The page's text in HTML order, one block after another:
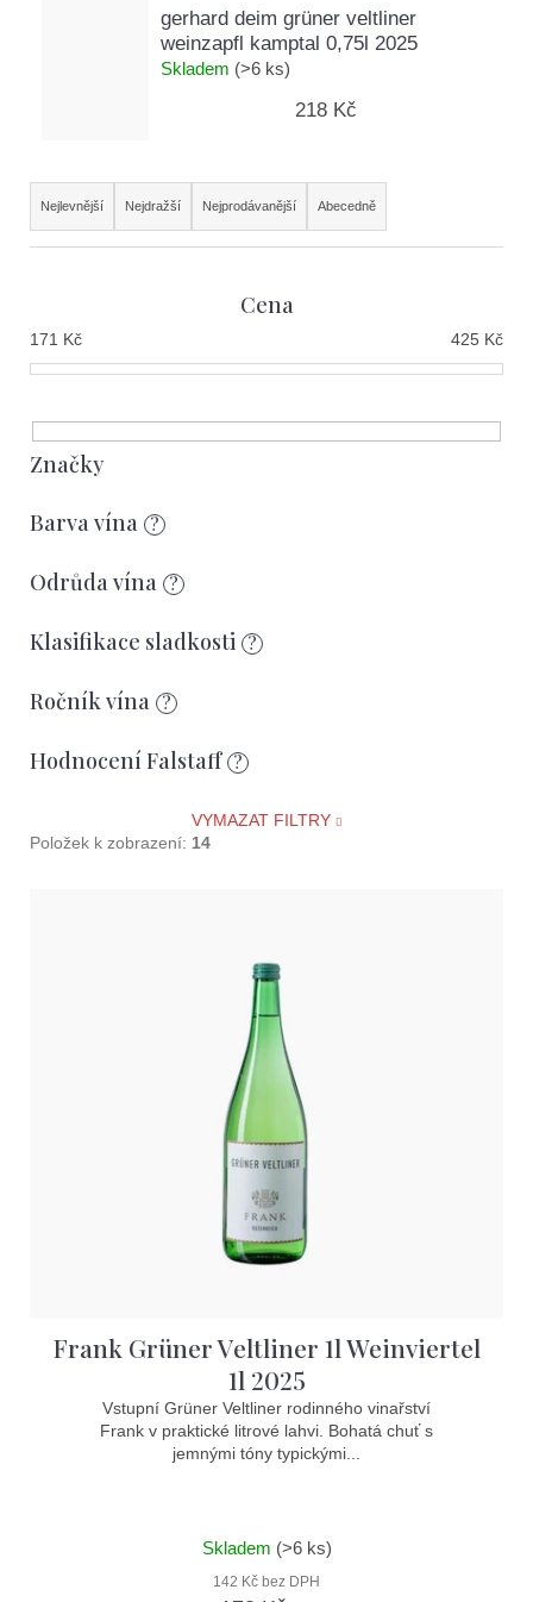
gerhard deim grüner veltliner
weinzapfl kamptal 0,75l 2025
Skladem (>6 ks)
218 Kč
Ř
a
n
p
r
o
u
k
ů
Nejlevnější Nejdražší Nejprodávanější Abecedně
Cena
171 Kč 425 Kč
Značky
Barva vína ?
Odrůda vína ?
Klasifikace sladkosti ?
Ročník vína ?
Hodnocení Falstaff ?
VYMAZAT FILTRY
Položek k zobrazení: 14
Frank Grüner Veltliner 1l Weinviertel
1l 2025
Vstupní Grüner Veltliner rodinného vinařství
Frank v praktické litrové lahvi. Bohatá chuť s
jemnými tóny typickými...
Skladem (>6 ks)
142 Kč bez DPH